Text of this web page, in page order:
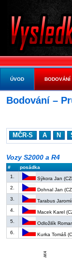
Bodování –
MČR-S A N
Vozy S2000 a R4
# posádka
1.
Sýkora Jan
2. Dohnal Jan
3. Tarabus
4. Macek Karel
5. Odložilík
6. Kurka Tomáš
ÚVOD BODOVÁNÍ